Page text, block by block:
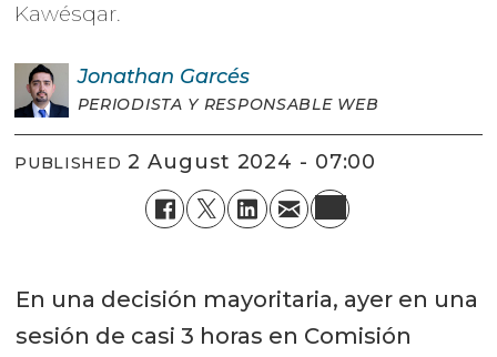
Kawésqar.
Jonathan Garcés
PERIODISTA Y RESPONSABLE WEB
PUBLISHED 2 August 2024 - 07:00
En una decisión mayoritaria, ayer en una
sesión de casi 3 horas en Comisión